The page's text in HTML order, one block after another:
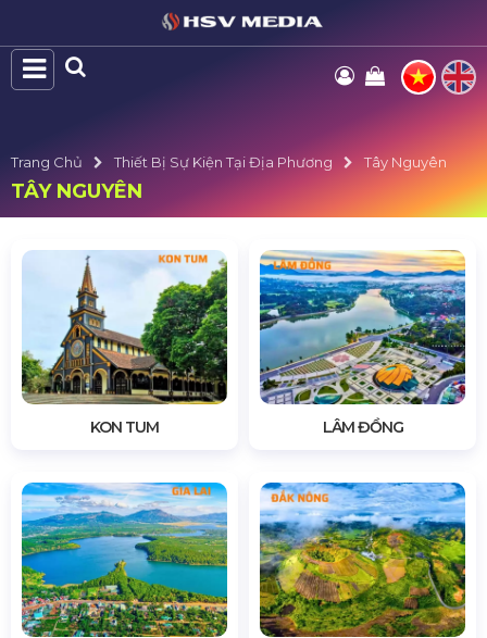
Trang Chủ Thiết Bị Sự Kiện Tại Địa Phương Tây Nguyên
TÂY NGUYÊN
KON TUM LÂM ĐỒNG